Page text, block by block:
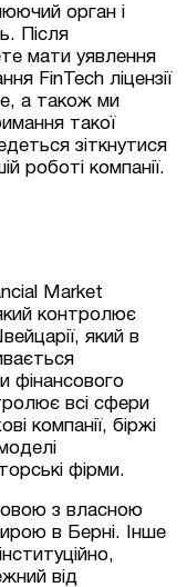
орган і
Після
мати уявлення
FinTech ліцензії
а також ми
такої
зіткнутися
роботі компанії.
Market
контролює
який в
фінансового
всі сфери
компанії, біржі
фірми.
з власною
в Берні. Інше
від